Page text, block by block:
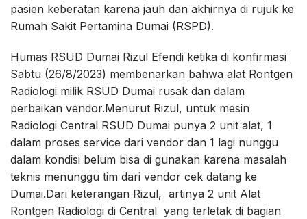
pasien keberatan karena jauh dan akhirnya di rujuk ke
Rumah Sakit Pertamina Dumai (RSPD).
Humas RSUD Dumai Rizul Efendi ketika di konfirmasi
Sabtu (26/8/2023) membenarkan bahwa alat Rontgen
Radiologi milik RSUD Dumai rusak dan dalam
perbaikan vendor.Menurut Rizul, untuk mesin
Radiologi Central RSUD Dumai punya 2 unit alat, 1
dalam proses service dari vendor dan 1 lagi nunggu
dalam kondisi belum bisa di gunakan karena masalah
teknis menunggu tim dari vendor cek datang ke
Dumai.Dari keterangan Rizul, artinya 2 unit Alat
Rontgen Radiologi di Central yang terletak di bagian